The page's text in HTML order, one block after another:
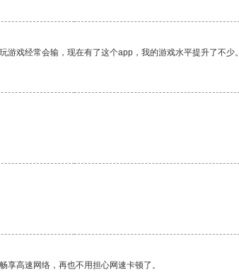
戏经常会输，现在有了这个app，我的游戏水平提升了不少。
高速网络，再也不用担心网速卡顿了。